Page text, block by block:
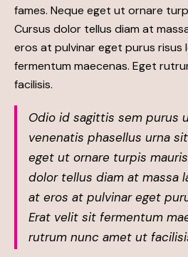
fames. Neque eget ut ornare
Cursus dolor tellus diam at
eros at pulvinar eget purus risus
fermentum maecenas. Eget
facilisis.
Odio id sagittis sem purus
venenatis phasellus urna
eget ut ornare turpis
dolor tellus diam at massa
at eros at pulvinar eget
Erat velit sit fermentum
rutrum nunc amet ut